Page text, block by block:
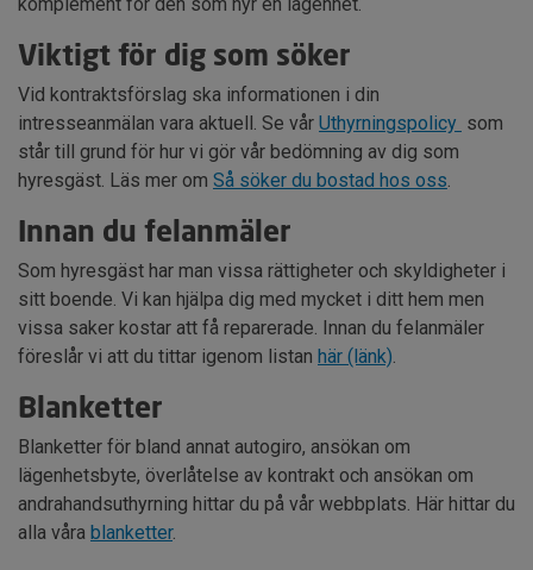
Viktigt för dig som söker
Vid kontraktsförslag ska informationen i din
intresseanmälan vara aktuell. Se vår Uthyrningspolicy som
står till grund för hur vi gör vår bedömning av dig som
hyresgäst. Läs mer om Så söker du bostad hos oss.
Innan du felanmäler
Som hyresgäst har man vissa rättigheter och skyldigheter i
sitt boende. Vi kan hjälpa dig med mycket i ditt hem men
vissa saker kostar att få reparerade. Innan du felanmäler
föreslår vi att du tittar igenom listan här (länk).
Blanketter
Blanketter för bland annat autogiro, ansökan om
lägenhetsbyte, överlåtelse av kontrakt och ansökan om
andrahandsuthyrning hittar du på vår webbplats. Här hittar du
alla våra blanketter.